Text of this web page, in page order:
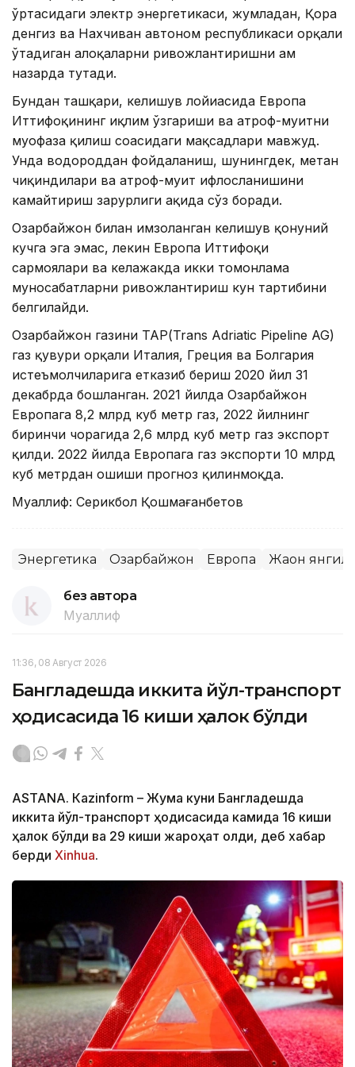
ўртасидаги электр энергетикаси, жумладан, Қора
денгиз ва Нахчиван автоном республикаси орқали
ўтадиган алоқаларни ривожлантиришни ҳам
назарда тутади.
Бундан ташқари, келишув лойиҳасида Европа
Иттифоқининг иқлим ўзгариши ва атроф-муҳитни
муҳофаза қилиш соҳасидаги мақсадлари мавжуд.
Унда водороддан фойдаланиш, шунингдек, метан
чиқиндилари ва атроф-муҳит ифлосланишини
камайтириш зарурлиги ҳақида сўз боради.
Озарбайжон билан имзоланган келишув қонуний
кучга эга эмас, лекин Европа Иттифоқи
сармоялари ва келажакда икки томонлама
муносабатларни ривожлантириш кун тартибини
белгилайди.
Озарбайжон газини ТАР(Trans Adriatic Pipeline AG)
газ қувури орқали Италия, Греция ва Болгария
истеъмолчиларига етказиб бериш 2020 йил 31
декабрда бошланган. 2021 йилда Озарбайжон
Европага 8,2 млрд куб метр газ, 2022 йилнинг
биринчи чорагида 2,6 млрд куб метр газ экспорт
қилди. 2022 йилда Европага газ экспорти 10 млрд
куб метрдан ошиши прогноз қилинмоқда.
Муаллиф: Серикбол Қошмағанбетов
Энергетика Озарбайжон Европа Жаҳон
без автора
Муаллиф
11:36, 08 Август 2026
Бангладешда иккита йўл-транспорт
ҳодисасида 16 киши ҳалок бўлди
ASTANА. Кazinform – Жума куни Бангладешда
иккита йўл-транспорт ҳодисасида камида 16 киши
ҳалок бўлди ва 29 киши жароҳат олди, деб хабар
берди Xinhua.